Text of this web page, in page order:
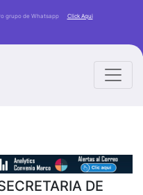
grupo de Whatsapp Click Aqui
DE